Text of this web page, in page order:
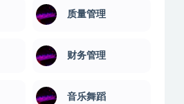
质量管理
财务管理
音乐舞蹈